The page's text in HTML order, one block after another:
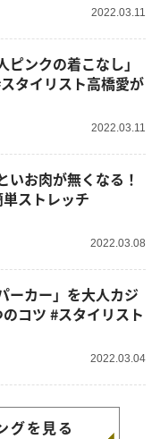
2022.03.11
ンクの着こなし」
タイリスト高橋愛が
2022.03.11
いお肉が無くなる！
ストレッチ
2022.03.08
ーカー」を大人カジ
コツ #スタイリスト
2022.03.04
グを見る